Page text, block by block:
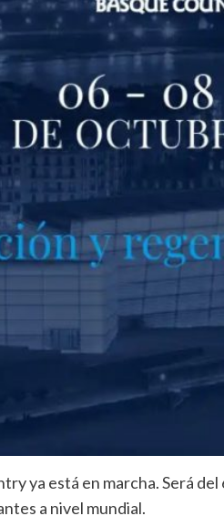
ya está en marcha. Será
a nivel mundial.